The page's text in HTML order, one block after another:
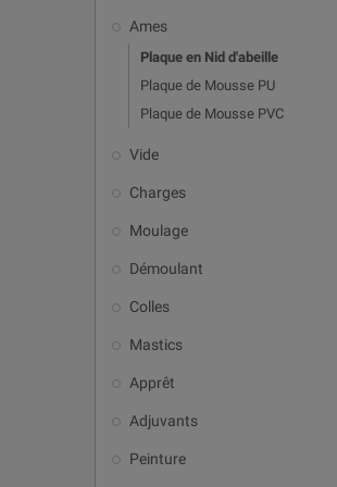
Ames
Plaque en Nid d'abeille
Plaque de Mousse PU
Plaque de Mousse PVC
Vide
Charges
Moulage
Démoulant
Colles
Mastics
Apprêt
Adjuvants
Peinture